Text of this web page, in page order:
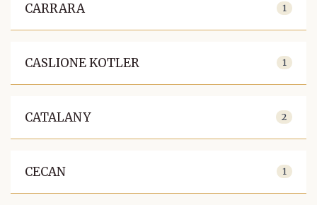
CARRARA 1
CASLIONE KOTLER 1
CATALANY 2
CECAN 1